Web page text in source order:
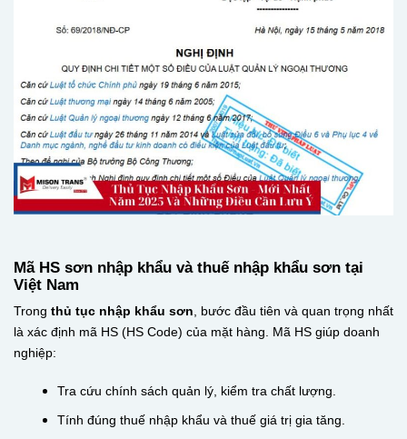
Mã HS sơn nhập khẩu và thuế nhập khẩu sơn tại
Việt Nam
Trong thủ tục nhập khẩu sơn, bước đầu tiên và quan trọng nhất
là xác định mã HS (HS Code) của mặt hàng. Mã HS giúp doanh
nghiệp:
Tra cứu chính sách quản lý, kiểm tra chất lượng.
Tính đúng thuế nhập khẩu và thuế giá trị gia tăng.